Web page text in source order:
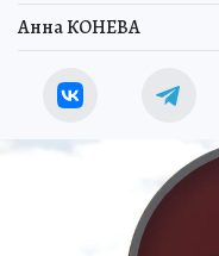
Анна КОНЕВА